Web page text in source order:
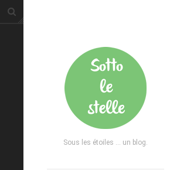
Sous les étoiles ... un blog.